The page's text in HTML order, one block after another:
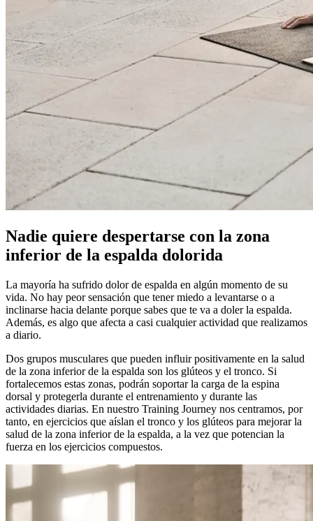
Nadie quiere despertarse con la zona
inferior de la espalda dolorida
La mayoría ha sufrido dolor de espalda en algún momento de su
vida. No hay peor sensación que tener miedo a levantarse o a
inclinarse hacia delante porque sabes que te va a doler la espalda.
Además, es algo que afecta a casi cualquier actividad que realizamos
a diario.
Dos grupos musculares que pueden influir positivamente en la salud
de la zona inferior de la espalda son los glúteos y el tronco. Si
fortalecemos estas zonas, podrán soportar la carga de la espina
dorsal y protegerla durante el entrenamiento y durante las
actividades diarias. En nuestro Training Journey nos centramos, por
tanto, en ejercicios que aíslan el tronco y los glúteos para mejorar la
salud de la zona inferior de la espalda, a la vez que potencian la
fuerza en los ejercicios compuestos.